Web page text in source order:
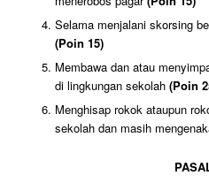
Selama menjalani skorsing
(Poin 15)
Membawa dan atau
di lingkungan sekolah (Poin
Menghisap rokok ataupun
sekolah dan masih